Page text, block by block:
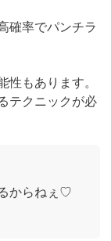
確率でパンチラ
もあります。
テクニックが必
からねぇ♡